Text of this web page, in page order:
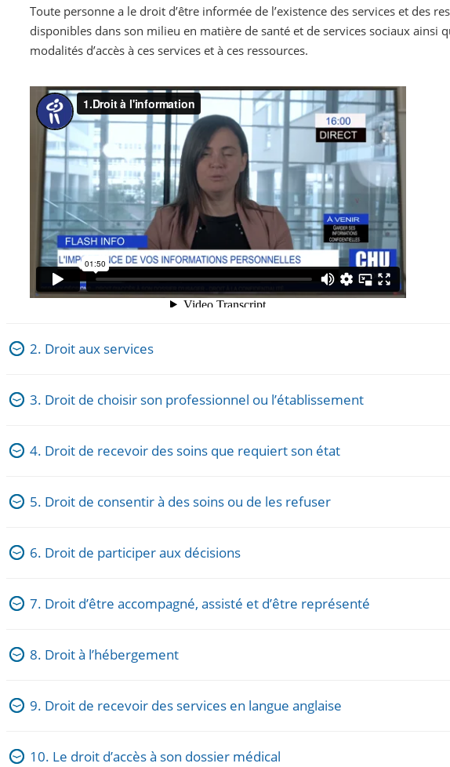
Toute personne a le droit d’être informée de l’existence des services et des
disponibles dans son milieu en matière de santé et de services sociaux ainsi
modalités d’accès à ces services et à ces ressources.
2. Droit aux services
3. Droit de choisir son professionnel ou l’établissement
4. Droit de recevoir des soins que requiert son état
5. Droit de consentir à des soins ou de les refuser
6. Droit de participer aux décisions
7. Droit d’être accompagné, assisté et d’être représenté
8. Droit à l’hébergement
9. Droit de recevoir des services en langue anglaise
10. Le droit d’accès à son dossier médical